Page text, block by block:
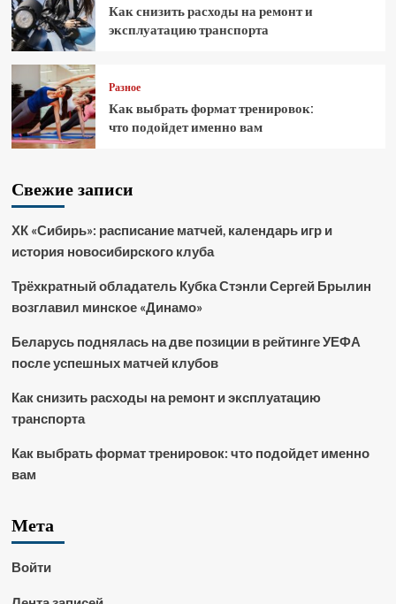
Как снизить расходы на ремонт и
эксплуатацию транспорта
Разное
Как выбрать формат тренировок:
что подойдет именно вам
Свежие записи
ХК «Сибирь»: расписание матчей, календарь игр и
история новосибирского клуба
Трёхкратный обладатель Кубка Стэнли Сергей Брылин
возглавил минское «Динамо»
Беларусь поднялась на две позиции в рейтинге УЕФА
после успешных матчей клубов
Как снизить расходы на ремонт и эксплуатацию
транспорта
Как выбрать формат тренировок: что подойдет именно
вам
Мета
Войти